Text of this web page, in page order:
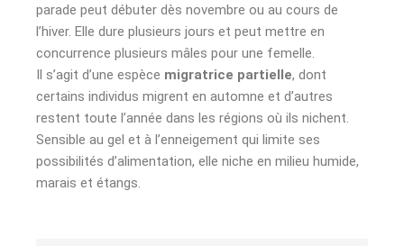
parade peut débuter dès novembre ou au cours de
l’hiver. Elle dure plusieurs jours et peut mettre en
concurrence plusieurs mâles pour une femelle.
Il s’agit d’une espèce migratrice partielle, dont
certains individus migrent en automne et d’autres
restent toute l’année dans les régions où ils nichent.
Sensible au gel et à l’enneigement qui limite ses
possibilités d’alimentation, elle niche en milieu humide,
marais et étangs.